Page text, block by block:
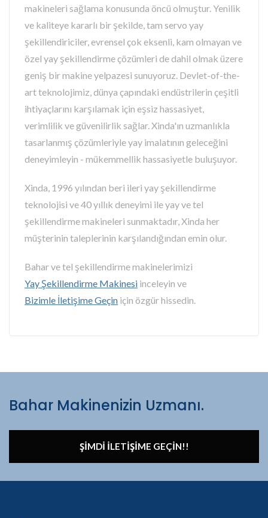
makineleri sağlama konusunda öncü olmuştur. Yenilik
ve kaliteye kararlı bir şekilde, tam servo yay
şekillendiriciler, evrensel çok eksenli, kam olmayan ve
özel yay şekillendirme çözümleri de dahil olmak üzere
geniş bir makine yelpazesi sunuyoruz. Devlet-of-the-
art teknolojimiz, dünya çapındaki endüstrilerin çeşitli
ihtiyaçlarını karşılamak için eşsiz hassasiyet,
verimlilik ve güvenilirlik sağlar. Xinda'ın uzmanlıkla
tasarlanmış çözümleriyle yay imalatının geleceğini
deneyimleyin - mükemmellik hassasiyetle buluşuyor.
Xinda, 1996 yılından beri ileri yay şekillendirme
teknolojisi ve 40 yıllık deneyimi ile yay ve tel
şekillendirme makineleri sunmaktadır, Xinda her
müşterinin taleplerinin karşılandığından emin olur.
Bahar ve tel şekillendirme makinelerimizi
Yay Şekillendirme Makinesi inceleyin ve
Bizimle İletişime Geçin için özgür hissedin.
Bahar Makinenizin Uzmanı.
ŞIMDI İLETIŞIME GEÇIN!!